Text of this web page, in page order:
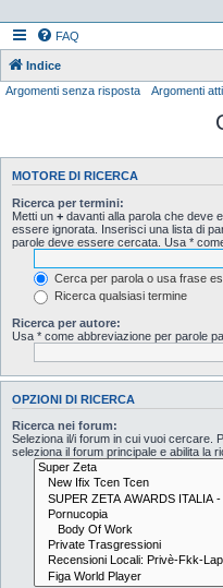
FAQ
Indice
Argomenti senza risposta
Argomenti
MOTORE DI RICERCA
Ricerca per termini:
Metti un + davanti alla parola che deve
essere ignorata. Inserisci una lista di
parole deve essere cercata. Usa *
Cerca per parola o usa frase
Ricerca qualsiasi termine
Ricerca per autore:
Usa * come abbreviazione per parole
OPZIONI DI RICERCA
Ricerca nei forum:
Seleziona il/i forum in cui vuoi cercare.
seleziona il forum principale e abilita la